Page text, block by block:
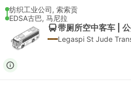
纺织工业公司, 索索贡
EDSA古巴, 马尼拉
带厕所空中客车 |
Legaspi St Jude